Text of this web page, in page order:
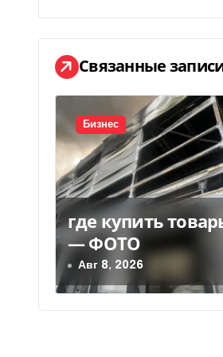
в
и
г
а
ц
и
я
п
о
з
Связанные
Бизнес
где купить
— ФОТО
Авг 8, 2026